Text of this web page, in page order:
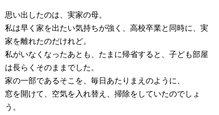
思い出したのは、実家の母。
私は早く家を出たい気持ちが強く、高校卒業と同時に、実
家を離れたのだけれど。
私がいなくなったあとも、たまに帰省すると、子ども部屋
は長らくそのままでした。
家の一部であるそこを、毎日あたりまえのように、
窓を開けて、空気を入れ替え、掃除をしていたのでしょ
う。